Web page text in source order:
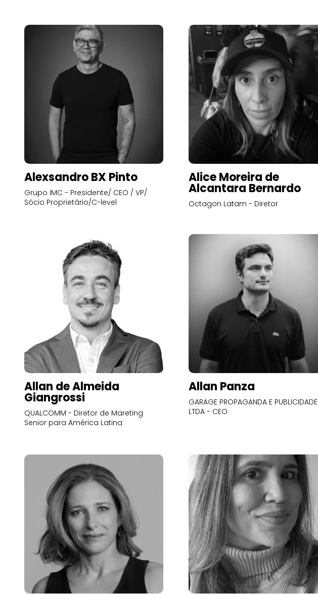
Alexsandro BX Pinto
Grupo IMC - Presidente/ CEO / VP/
Sócio Proprietário/C-level
Alice Moreira de
Alcantara Bernardo
Octagon Latam - Diretor
Allan de Almeida
Giangrossi
QUALCOMM - Diretor de Mareting
Senior para América Latina
Allan Panza
GARAGE PROPAGANDA E PUBLICIDADE
LTDA - CEO